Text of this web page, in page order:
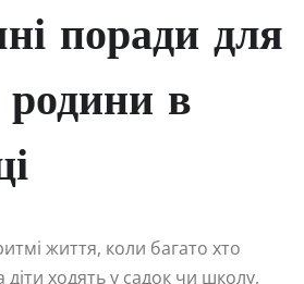
поради для
родини в
життя, коли багато хто
ходять у садок чи школу,